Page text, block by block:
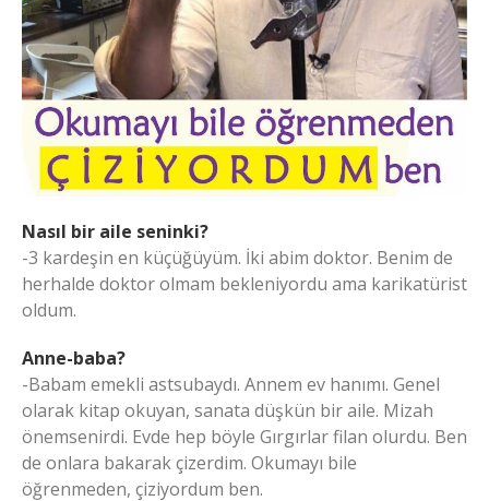
Nasıl bir aile seninki?
-3 kardeşin en küçüğüyüm. İki abim doktor. Benim de
herhalde doktor olmam bekleniyordu ama karikatürist
oldum.
Anne-baba?
-Babam emekli astsubaydı. Annem ev hanımı. Genel
olarak kitap okuyan, sanata düşkün bir aile. Mizah
önemsenirdi. Evde hep böyle Gırgırlar filan olurdu. Ben
de onlara bakarak çizerdim. Okumayı bile
öğrenmeden, çiziyordum ben.